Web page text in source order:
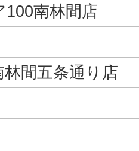
100南林間店
間五条通り店